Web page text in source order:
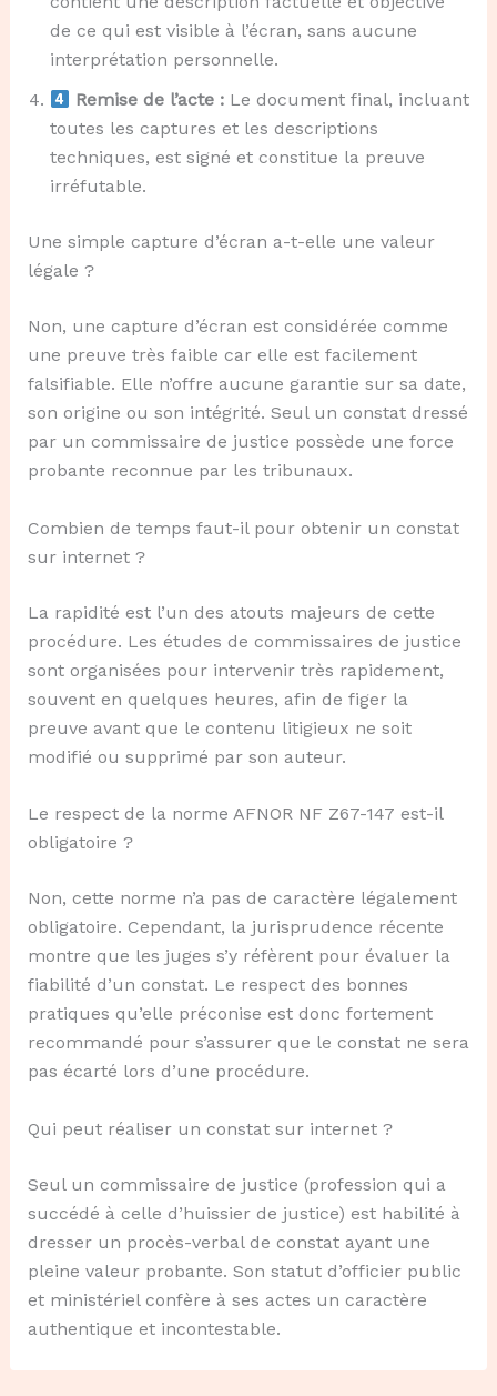
de ce qui est visible à l’écran, sans aucune
interprétation personnelle.
Remise de l’acte :Le document final, incluant
toutes les captures et les descriptions
techniques, est signé et constitue la preuve
irréfutable.
Une simple capture d’écran a-t-elle une valeur
légale ?
Non, une capture d’écran est considérée comme
une preuve très faible car elle est facilement
falsifiable. Elle n’offre aucune garantie sur sa date,
son origine ou son intégrité. Seul un constat dressé
par un commissaire de justice possède une force
probante reconnue par les tribunaux.
Combien de temps faut-il pour obtenir un constat
sur internet ?
La rapidité est l’un des atouts majeurs de cette
procédure. Les études de commissaires de justice
sont organisées pour intervenir très rapidement,
souvent en quelques heures, afin de figer la
preuve avant que le contenu litigieux ne soit
modifié ou supprimé par son auteur.
Le respect de la norme AFNOR NF Z67-147 est-il
obligatoire ?
Non, cette norme n’a pas de caractère légalement
obligatoire. Cependant, la jurisprudence récente
montre que les juges s’y réfèrent pour évaluer la
fiabilité d’un constat. Le respect des bonnes
pratiques qu’elle préconise est donc fortement
recommandé pour s’assurer que le constat ne sera
pas écarté lors d’une procédure.
Qui peut réaliser un constat sur internet ?
Seul un commissaire de justice (profession qui a
succédé à celle d’huissier de justice) est habilité à
dresser un procès-verbal de constat ayant une
pleine valeur probante. Son statut d’officier public
et ministériel confère à ses actes un caractère
authentique et incontestable.